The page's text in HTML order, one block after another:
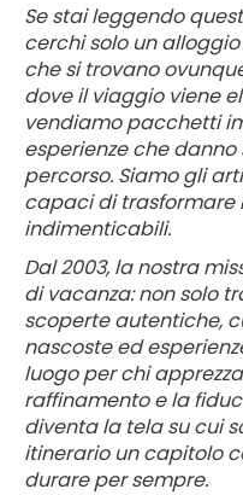
Se stai leggendo
cerchi solo un
che si trovano
dove il viaggio viene
vendiamo pacchetti
esperienze che
percorso. Siamo gli
capaci di trasformare
indimenticabili.
Dal 2003, la nostra
di vacanza: non solo
scoperte autentiche,
nascoste ed
luogo per chi
raffinamento e la
diventa la tela su cui
itinerario un capitolo
durare per sempre.